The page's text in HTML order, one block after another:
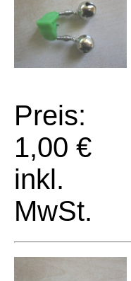
Preis:
1,00 €
inkl.
MwSt.